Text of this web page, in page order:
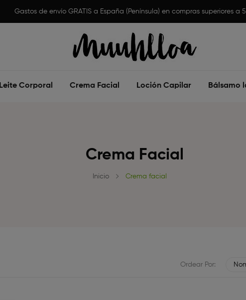
Gastos de envío GRATIS a España (Península) en compras superiores a
Leite Corporal Crema Facial Loción Capilar Bálsamo
Crema Facial
Inicio Crema facial
Ordear Por: